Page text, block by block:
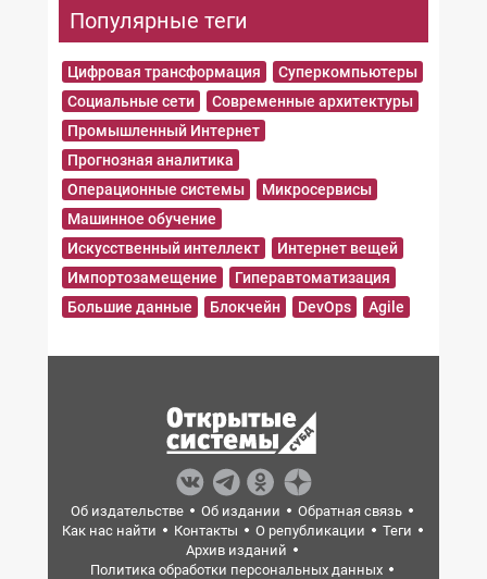
Популярные теги
Цифровая трансформация
Суперкомпьютеры
Социальные сети
Современные архитектуры
Промышленный Интернет
Прогнозная аналитика
Операционные системы
Микросервисы
Машинное обучение
Искусственный интеллект
Интернет вещей
Импортозамещение
Гиперавтоматизация
Большие данные
Блокчейн DevOps Agile
Об издательстве Об издании
Обратная связь
Как нас найти
Контакты О републикации
Теги
Архив изданий
Политика обработки персональных данных